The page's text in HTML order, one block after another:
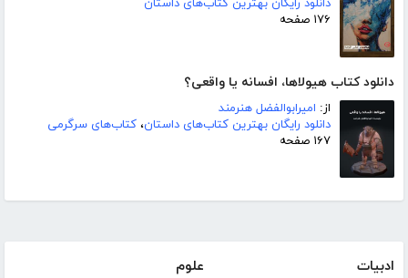
دانلود رایگان بهترین کتاب‌های داستان
۱۷۶ صفحه
دانلود کتاب هیولاها، افسانه یا واقعی؟
از: امیرابوالفضل هنرمند
دانلود رایگان بهترین کتاب‌های داستان، کتاب‌های سرگرمی
۱۶۷ صفحه
ادبیات علوم